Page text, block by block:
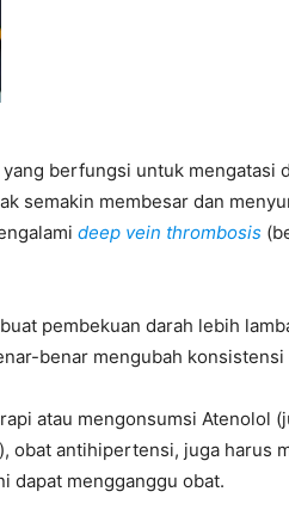
yang berfungsi untuk mengatasi
semakin membesar dan
deep vein thrombosis
pembekuan darah lebih
benar mengubah konsistensi
atau mengonsumsi Atenolol
obat antihipertensi, juga harus
dapat mengganggu obat.